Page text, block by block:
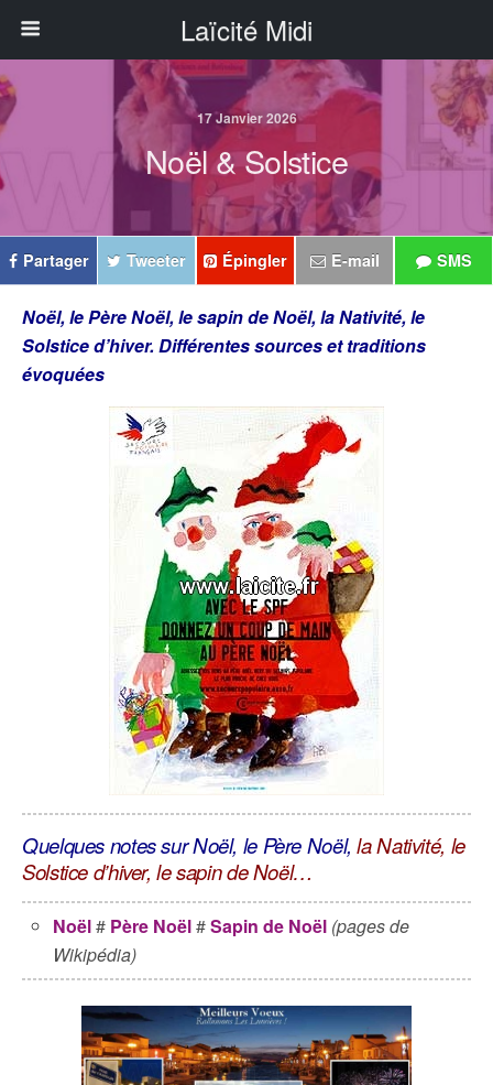
Laïcité Midi
17 Janvier 2026
Noël & Solstice
Partager Tweeter Épingler E-mail SMS
Noël, le Père Noël, le sapin de Noël, la Nativité, le
Solstice d’hiver. Différentes sources et traditions
évoquées
Quelques notes sur Noël, le Père Noël,la Nativité, le
Solstice d’hiver, le sapin de Noël…
Noël# Père Noël#Sapin de Noël (pages de
Wikipédia)